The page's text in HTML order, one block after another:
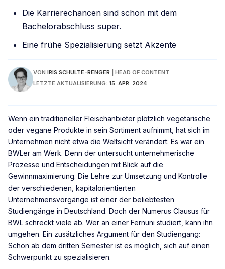
Die Karrierechancen sind schon mit dem
Bachelorabschluss super.
Eine frühe Spezialisierung setzt Akzente
VON IRIS SCHULTE-RENGER
HEAD OF CONTENT
LETZTE AKTUALISIERUNG: 15. APR. 2024
Wenn ein traditioneller Fleischanbieter plötzlich vegetarische
oder vegane Produkte in sein Sortiment aufnimmt, hat sich im
Unternehmen nicht etwa die Weltsicht verändert: Es war ein
BWLer am Werk. Denn der untersucht unternehmerische
Prozesse und Entscheidungen mit Blick auf die
Gewinnmaximierung. Die Lehre zur Umsetzung und Kontrolle
der verschiedenen, kapitalorientierten
Unternehmensvorgänge ist einer der beliebtesten
Studiengänge in Deutschland. Doch der Numerus Clausus für
BWL schreckt viele ab. Wer an einer Fernuni studiert, kann ihn
umgehen. Ein zusätzliches Argument für den Studiengang:
Schon ab dem dritten Semester ist es möglich, sich auf einen
Schwerpunkt zu spezialisieren.